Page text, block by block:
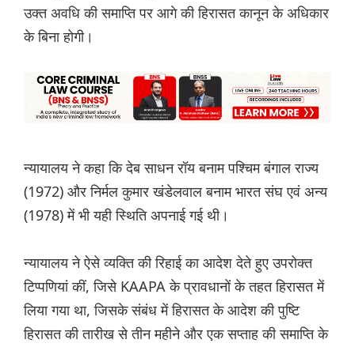
उक्त अवधि की समाप्ति पर आगे की हिरासत कानून के अधिकार
के बिना होगी।
न्यायालय ने कहा कि देब साधन रॉय बनाम पश्चिम बंगाल राज्य
(1972) और निर्मल कुमार खंडेलवाल बनाम भारत संघ एवं अन्य
(1978) में भी यही स्थिति अपनाई गई थी।
न्यायालय ने ऐसे व्यक्ति की रिहाई का आदेश देते हुए उपरोक्त
टिप्पणियां कीं, जिसे KAAPA के प्रावधानों के तहत हिरासत में
लिया गया था, जिसके संबंध में हिरासत के आदेश की पुष्टि
हिरासत की तारीख से तीन महीने और एक सप्ताह की समाप्ति के